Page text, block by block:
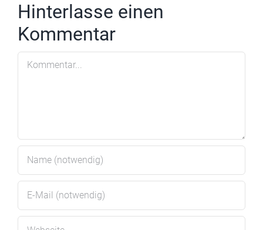
Hinterlasse einen
Kommentar
Kommentar